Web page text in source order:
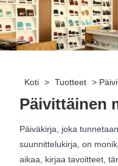
Koti > Tuotteet >
Päivittäinen
Päiväkirja, joka
suunnittelukirja, on
aikaa, kirjaa tavoitteet,